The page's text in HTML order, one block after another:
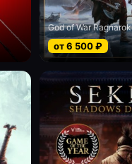
God of War Ragnarok
от6 500₽